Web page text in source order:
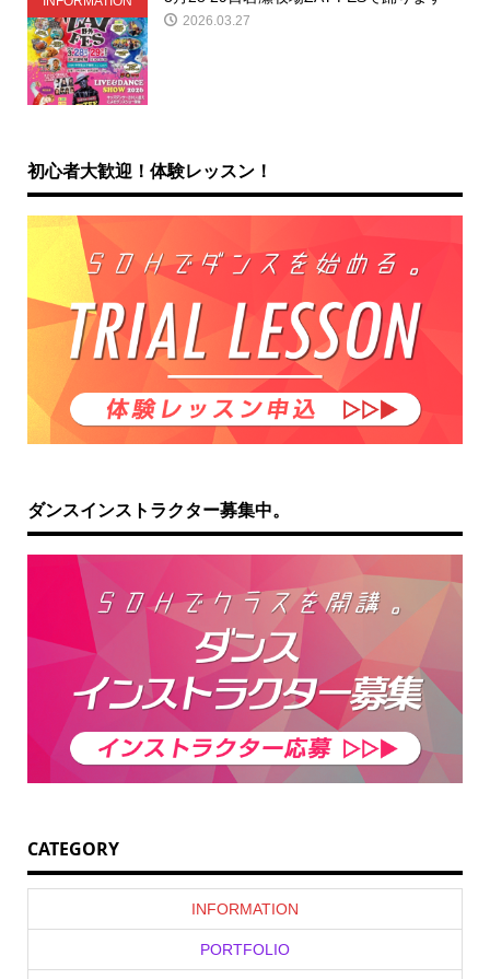
2026.03.27
初心者大歓迎！体験レッスン！
ダンスインストラクター募集中。
CATEGORY
INFORMATION
PORTFOLIO